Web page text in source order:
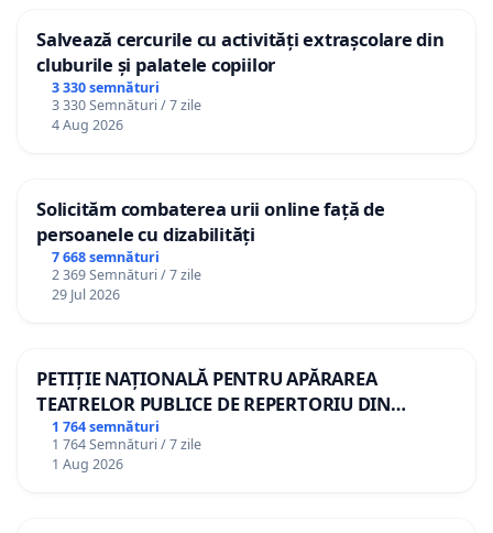
Salvează cercurile cu activități extrașcolare din
cluburile și palatele copiilor
3 330 semnături
3 330 Semnături / 7 zile
4 Aug 2026
Solicităm combaterea urii online față de
persoanele cu dizabilități
7 668 semnături
2 369 Semnături / 7 zile
29 Jul 2026
PETIȚIE NAȚIONALĂ PENTRU APĂRAREA
TEATRELOR PUBLICE DE REPERTORIU DIN
ROMÂNIA
1 764 semnături
1 764 Semnături / 7 zile
1 Aug 2026